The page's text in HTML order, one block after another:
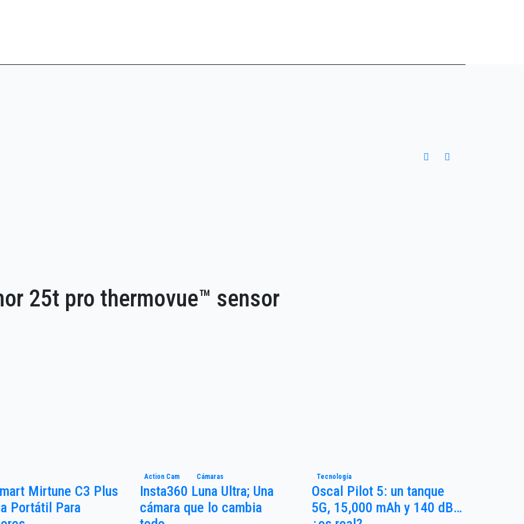
25t pro thermovue™ sensor
Mirtune C3 Plus
Portátil Para
Action Cam Cámaras
Insta360 Luna Ultra; Una
cámara que lo cambia
Tecnología
Oscal Pilot 5: un tanque
5G, 15,000 mAh y 140 dB…